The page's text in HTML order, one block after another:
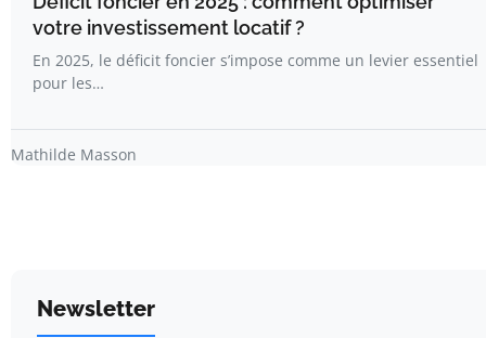
votre investissement locatif ?
En 2025, le déficit foncier s’impose comme un levier essentiel
pour les…
Mathilde Masson
Newsletter